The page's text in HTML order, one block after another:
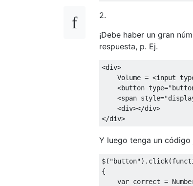
2.
¡Debe haber un gran
respuesta, p. Ej.
<div>
    Volume =
<input
<button type=
<span style="
<div></div>
</div>
Y luego tenga un
$( "button"). click(
{
var correct =